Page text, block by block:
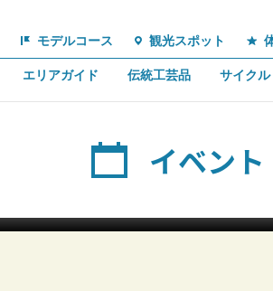
モデルコース 観光スポット
エリアガイド 伝統工芸品 サイクル
イベント